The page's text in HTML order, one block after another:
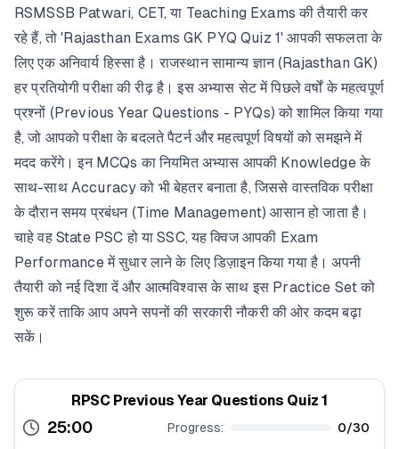
RSMSSB Patwari, CET, या Teaching Exams की तैयारी कर
रहे हैं, तो 'Rajasthan Exams GK PYQ Quiz 1' आपकी सफलता के
लिए एक अनिवार्य हिस्सा है। राजस्थान सामान्य ज्ञान (Rajasthan GK)
हर प्रतियोगी परीक्षा की रीढ़ है। इस अभ्यास सेट में पिछले वर्षों के महत्वपूर्ण
प्रश्नों (Previous Year Questions - PYQs) को शामिल किया गया
है, जो आपको परीक्षा के बदलते पैटर्न और महत्वपूर्ण विषयों को समझने में
मदद करेंगे। इन MCQs का नियमित अभ्यास आपकी Knowledge के
साथ-साथ Accuracy को भी बेहतर बनाता है, जिससे वास्तविक परीक्षा
के दौरान समय प्रबंधन (Time Management) आसान हो जाता है।
चाहे वह State PSC हो या SSC, यह क्विज आपकी Exam
Performance में सुधार लाने के लिए डिज़ाइन किया गया है। अपनी
तैयारी को नई दिशा दें और आत्मविश्वास के साथ इस Practice Set को
शुरू करें ताकि आप अपने सपनों की सरकारी नौकरी की ओर कदम बढ़ा
सकें।
RPSC Previous Year Questions Quiz 1
25:00 Progress: 0/30